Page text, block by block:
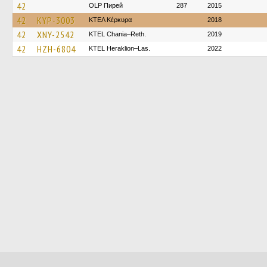
42 OLP Пирей 287 2015
42 KYP-3003 ΚΤΕΛ Κέρκυρα 2018
42 XNY-2542 KTEL Chania–Reth. 2019
42 HZH-6804 KTEL Heraklion–Las. 2022